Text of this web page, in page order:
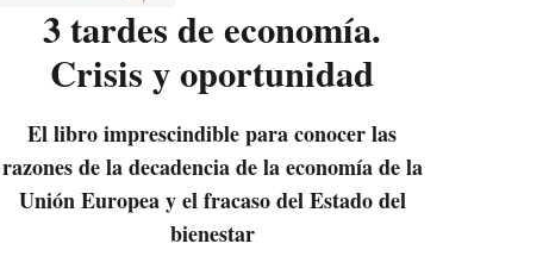
3 tardes de economía.
Crisis y oportunidad
El libro imprescindible para conocer las
razones de la decadencia de la economía de la
Unión Europea y el fracaso del Estado del
bienestar